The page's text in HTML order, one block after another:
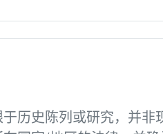
历史陈列或研究，并非